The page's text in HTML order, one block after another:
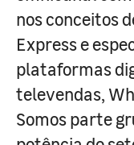
nos conceitos
Express e
plataformas
televendas,
Somos parte